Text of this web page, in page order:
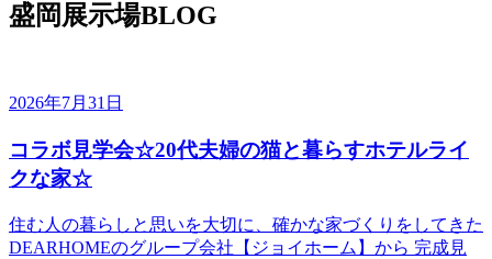
盛岡展示場BLOG
2026年7月31日
コラボ見学会☆20代夫婦の猫と暮らすホテルライ
クな家☆
住む人の暮らしと思いを大切に、確かな家づくりをしてきた
DEARHOMEのグループ会社【ジョイホーム】から 完成見